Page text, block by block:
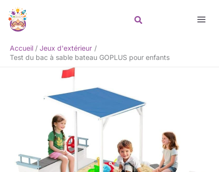
contenu
Accueil
Jeux d'extérieur
Test du bac à sable bateau GOPLUS pour enfants
Rechercher